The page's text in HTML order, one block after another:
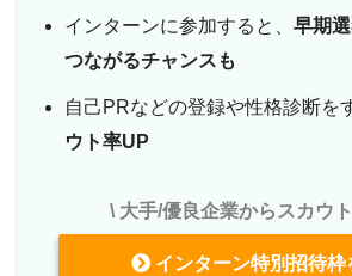
インターンに参加すると、 早期
つながるチャンスも
自己PRなどの登録や性格診断を
ウト率UP
\ 大手/優良企業からスカウ
インターン特別招待枠